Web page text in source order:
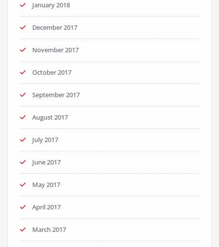
January 2018
December 2017
November 2017
October 2017
September 2017
August 2017
July 2017
June 2017
May 2017
April 2017
March 2017